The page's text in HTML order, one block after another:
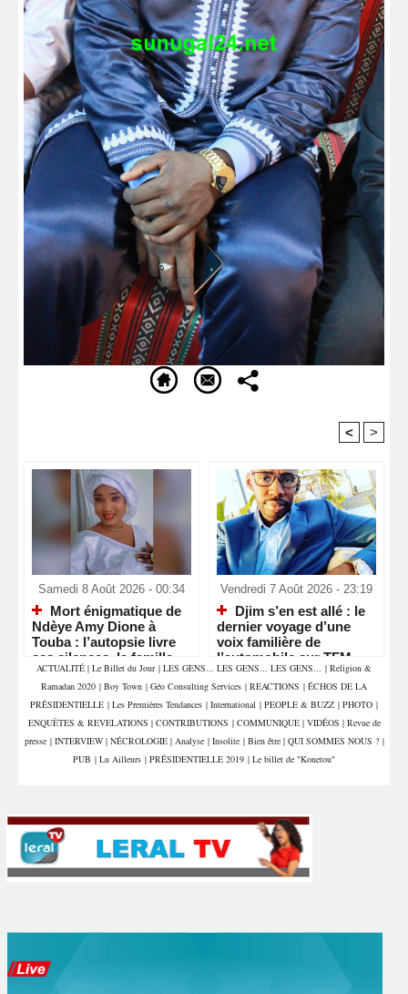
< >
Samedi 8 Août 2026 - 00:34
Mort énigmatique de
Ndèye Amy Dione à
Touba : l’autopsie livre
ses silences, la famille
attend la vérité
Vendredi 7 Août 2026 - 23:19
Djim s’en est allé : le
dernier voyage d’une
voix familière de
l’automobile sur TFM
ACTUALITÉ | Le Billet du Jour | LES GENS... LES GENS... LES GENS... | Religion &
Ramadan 2020 | Boy Town | Géo Consulting Services | REACTIONS | ÉCHOS DE LA
PRÉSIDENTIELLE | Les Premières Tendances | International | PEOPLE & BUZZ | PHOTO |
ENQUÊTES & REVELATIONS | CONTRIBUTIONS | COMMUNIQUE | VIDÉOS | Revue de
presse | INTERVIEW | NÉCROLOGIE | Analyse | Insolite | Bien être | QUI SOMMES NOUS ? |
PUB | Lu Ailleurs | PRÉSIDENTIELLE 2019 | Le billet de "Konetou"